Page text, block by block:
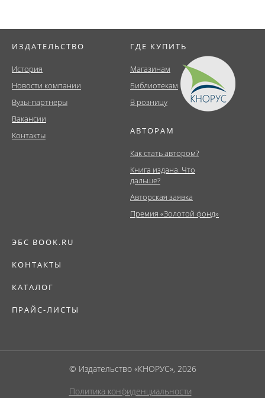
ИЗДАТЕЛЬСТВО
История
Новости компании
Вузы-партнеры
Вакансии
Контакты
ГДЕ КУПИТЬ
Магазинам
Библиотекам
В розницу
АВТОРАМ
Как стать автором?
Книга издана. Что
дальше?
Авторская заявка
Премия «Золотой фонд»
ЭБС BOOK.RU
КОНТАКТЫ
КАТАЛОГ
ПРАЙС-ЛИСТЫ
© Издательство «КНОРУС», 2026
Политика конфиденциальности